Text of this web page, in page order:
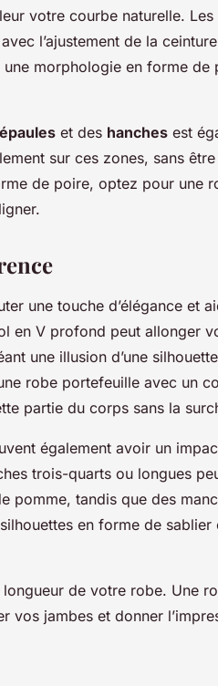
votre courbe naturelle. Les
l’ajustement de la
morphologie en forme de
épaules et des hanches est
sur ces zones, sans
de poire, optez pour une
une touche d’élégance et
en V profond peut allonger
une illusion d’une
robe portefeuille avec un
partie du corps sans la
également avoir un
trois-quarts ou longues
pomme, tandis que des
en forme de sablier
longueur de votre robe. Une
jambes et donner